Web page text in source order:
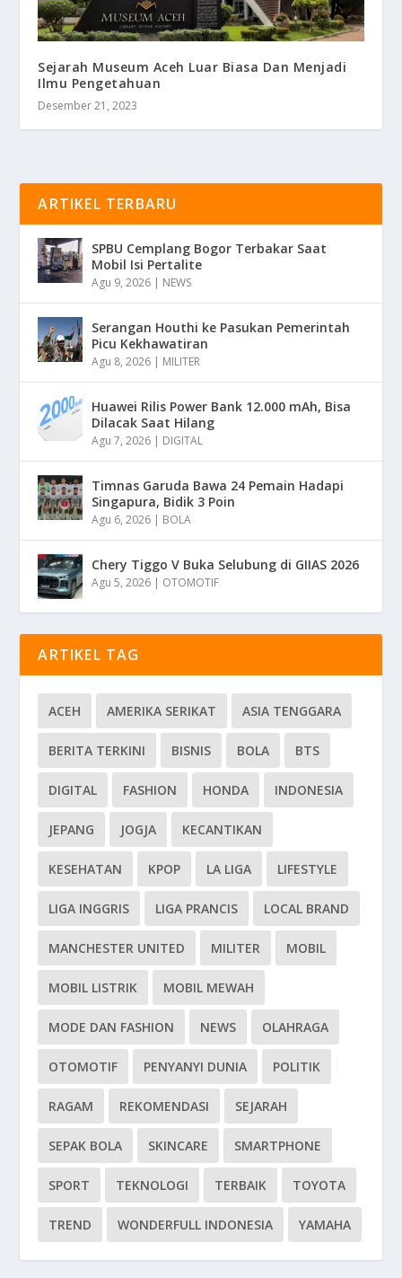
Sejarah Museum Aceh Luar Biasa Dan Menjadi
Ilmu Pengetahuan
Desember 21, 2023
ARTIKEL TERBARU
SPBU Cemplang Bogor Terbakar Saat
Mobil Isi Pertalite
Agu 9, 2026 | NEWS
Serangan Houthi ke Pasukan Pemerintah
Picu Kekhawatiran
Agu 8, 2026 | MILITER
Huawei Rilis Power Bank 12.000 mAh, Bisa
Dilacak Saat Hilang
Agu 7, 2026 | DIGITAL
Timnas Garuda Bawa 24 Pemain Hadapi
Singapura, Bidik 3 Poin
Agu 6, 2026 | BOLA
Chery Tiggo V Buka Selubung di GIIAS 2026
Agu 5, 2026 | OTOMOTIF
ARTIKEL TAG
ACEH AMERIKA SERIKAT ASIA TENGGARA
BERITA TERKINI BISNIS BOLA BTS
DIGITAL FASHION HONDA INDONESIA
JEPANG JOGJA KECANTIKAN
KESEHATAN KPOP LA LIGA LIFESTYLE
LIGA INGGRIS LIGA PRANCIS LOCAL BRAND
MANCHESTER UNITED MILITER MOBIL
MOBIL LISTRIK MOBIL MEWAH
MODE DAN FASHION NEWS OLAHRAGA
OTOMOTIF PENYANYI DUNIA POLITIK
RAGAM REKOMENDASI SEJARAH
SEPAK BOLA SKINCARE SMARTPHONE
SPORT TEKNOLOGI TERBAIK TOYOTA
TREND WONDERFULL INDONESIA YAMAHA